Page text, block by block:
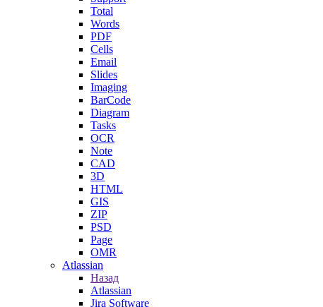
Total
Words
PDF
Cells
Email
Slides
Imaging
BarCode
Diagram
Tasks
OCR
Note
CAD
3D
HTML
GIS
ZIP
PSD
Page
OMR
Atlassian
Назад
Atlassian
Jira Software